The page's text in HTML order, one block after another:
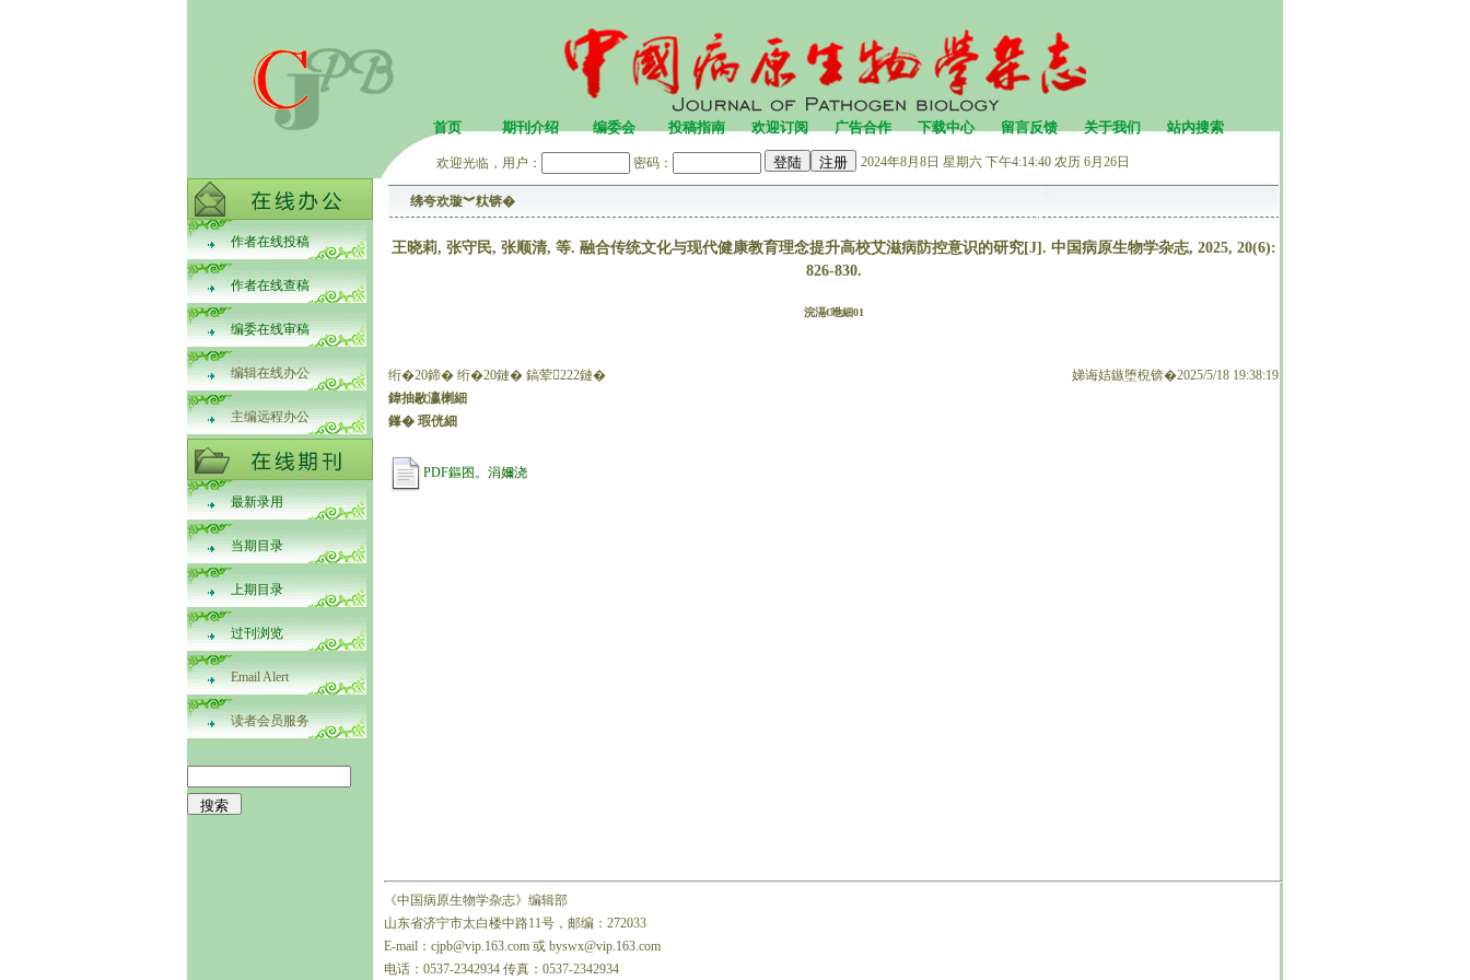
首页 期刊介绍 编委会 投稿指南 欢迎订阅 广告合作 下载中心 留言反馈 关于我们 站内搜索
欢迎光临，用户： 密码： 2024年8月8日 星期六 下午4:14:40 农历 6月26日
作者在线投稿
作者在线查稿
编委在线审稿
编辑在线办公
主编远程办公
最新录用
当期目录
上期目录
过刊浏览
Email Alert
读者会员服务
绋夸欢璇︾粏锛�
王晓莉, 张守民, 张顺清, 等. 融合传统文化与现代健康教育理念提升高校艾滋病防控意识的研究[J]. 中国病原生物学杂志, 2025, 20(6):
826-830.
浣滆€咃細01
娣诲姞鏃堕棿锛�2025/5/18 19:38:19
绗�20鍗� 绗�20鏈� 鎬荤222鏈�
鍏抽敭瀛楋細
鎽� 瑕侊細
PDF鏂囨。涓嬭浇
《中国病原生物学杂志》编辑部
山东省济宁市太白楼中路11号，邮编：272033
E-mail：cjpb@vip.163.com 或 byswx@vip.163.com
电话：0537-2342934 传真：0537-2342934